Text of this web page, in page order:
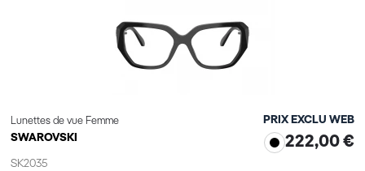
Lunettes de vue Femme
SWAROVSKI
SK2035
PRIX EXCLU WEB
222,00 €